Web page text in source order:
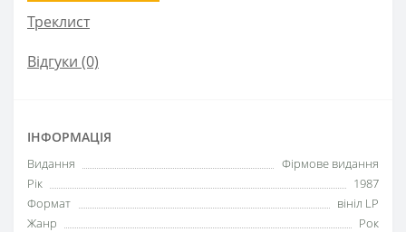
Треклист
Відгуки (0)
ІНФОРМАЦІЯ
Видання
Фірмове видання
Рік
1987
Формат
вініл LP
Жанр
Рок